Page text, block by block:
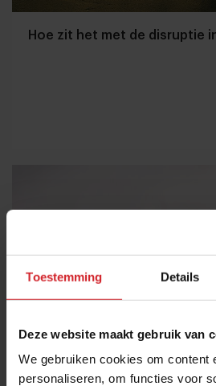
Toestemming Details
Deze website maakt gebruik van
We gebruiken cookies om content
personaliseren, om functies voor
Hoe zit het met de